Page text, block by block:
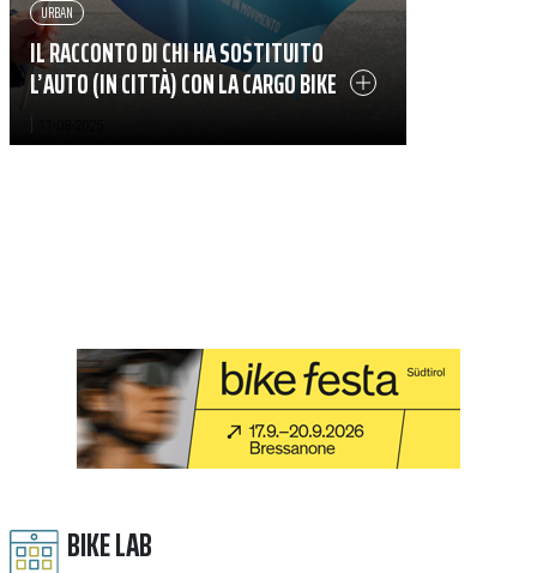
IL RACCONTO DI CHI HA SOSTITUITO
L’AUTO (IN CITTÀ) CON LA CARGO BIKE
URBAN
BIKE LAB